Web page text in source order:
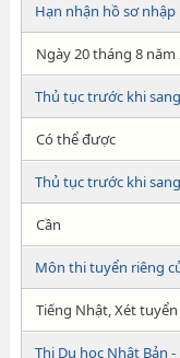
Hạn nhận hồ sơ nhập
Ngày 20 tháng 8 năm
Thủ tục trước khi
Có thể được
Thủ tục trước khi
Cần
Môn thi tuyển riêng
Tiếng Nhật, Xét
Thi Du học Nhật Bản